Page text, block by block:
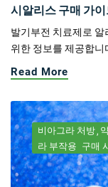
시알리스 구매 가
발기부전 치료제로
위한 정보를 제공합니
Read More
비아그라 처방
라 부작용 구매